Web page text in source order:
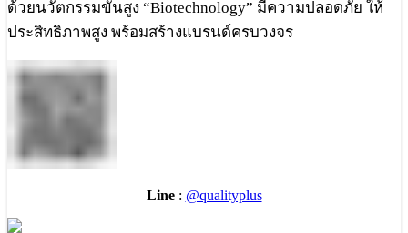
ด้วยนวัตกรรมขั้นสูง “Biotechnology” มีความปลอดภัย ให้
ประสิทธิภาพสูง พร้อมสร้างแบรนด์ครบวงจร
Line: @qualityplus